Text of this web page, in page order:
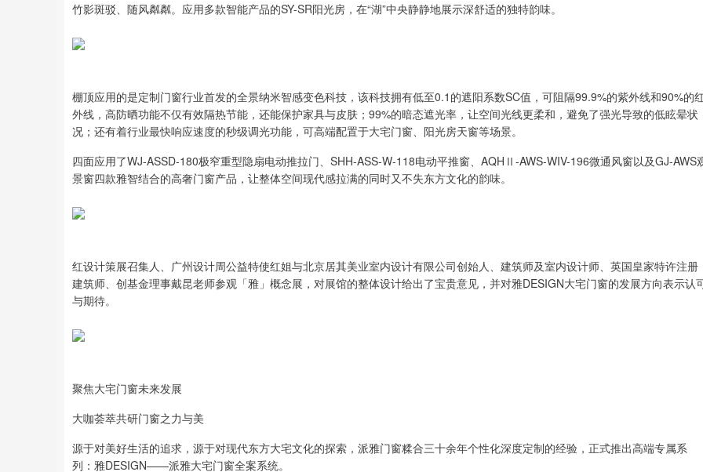
竹影斑驳、随风粼粼。应用多款智能产品的SY-SR阳光房，在“湖”中央静静地展示深舒适的独特韵味。
棚顶应用的是定制门窗行业首发的全景纳米智感变色科技，该科技拥有低至0.1的遮阳系数SC值，可阻隔99.9%的紫外线和90%的
外线，高防晒功能不仅有效隔热节能，还能保护家具与皮肤；99%的暗态遮光率，让空间光线更柔和，避免了强光导致的低眩晕状
况；还有着行业最快响应速度的秒级调光功能，可高端配置于大宅门窗、阳光房天窗等场景。
四面应用了WJ-ASSD-180极窄重型隐扇电动推拉门、SHH-ASS-W-118电动平推窗、AQHⅡ-AWS-WIV-196微通风窗以及GJ-AWS
景窗四款雅智结合的高奢门窗产品，让整体空间现代感拉满的同时又不失东方文化的韵味。
红设计策展召集人、广州设计周公益特使红姐与北京居其美业室内设计有限公司创始人、建筑师及室内设计师、英国皇家特许注册
建筑师、创基金理事戴昆老师参观「雅」概念展，对展馆的整体设计给出了宝贵意见，并对雅DESIGN大宅门窗的发展方向表示认
与期待。
聚焦大宅门窗未来发展
大咖荟萃共研门窗之力与美
源于对美好生活的追求，源于对现代东方大宅文化的探索，派雅门窗糅合三十余年个性化深度定制的经验，正式推出高端专属系
列：雅DESIGN——派雅大宅门窗全案系统。